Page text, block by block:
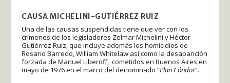
CAUSA MICHELINI-GUTIÉRREZ RUIZ
Una de las causas suspendidas tiene que ver con los
crímenes de los legisladores Zelmar Michelini y Héctor
Gutiérrez Ruiz, que incluye además los homicidios de
Rosario Barredo, William Whitelaw así como la desaparición
forzada de Manuel Liberoff, cometidos en Buenos Aires en
mayo de 1976 en el marco del denominado “Plan Cóndor”.